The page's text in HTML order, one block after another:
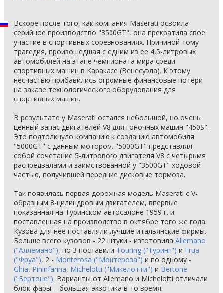
Вскоре после того, как компания Maserati освоила
серийное производство "3500GT", она прекратила свое
участие в спортивных соревнованиях. Причиной тому
трагедия, произошедшая с одним из ее 4,5-литровых
автомобилей на этапе чемпионата мира среди
спортивных машин в Каракасе (Венесуэла). К этому
несчастью прибавились огромные финансовые потери
на заказе технологического оборудования для
спортивных машин.
В результате у Maserati остался небольшой, но очень
ценный запас двигателей V8 для гоночных машин "450S".
Это подтолкнуло компанию к созданию автомобиля
"5000GT" с данным мотором. "5000GT" представлял
собой сочетание 5-литрового двигателя V8 с четырьмя
распредвалами и заимствованной у "3500GT" ходовой
частью, получившей передние дисковые тормоза.
Так появилась первая дорожная модель Maserati с V-
образным 8-цилиндровым двигателем, впервые
показанная на Туринском автосалоне 1959 г. и
поставленная на производство в октябре того же года.
Кузова для нее поставляли лучшие итальянские фирмы.
Больше всего кузовов - 22 штуки - изготовила Allemano
("Аллемано"), по 3 поставили Touring ("Туринг") и Frua
("Фруа"), 2 - Monterosa ("Монтероза") и по одному -
Ghia, Pininfarina, Michelotti ("Микелотти") и Bertone
("Бертоне"). Варианты от Allemano и Michelotti отличали
блок-фары – большая экзотика в то время.